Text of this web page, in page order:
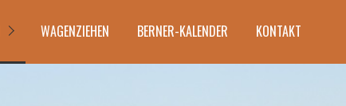
WAGENZIEHEN BERNER-KALENDER KONTAKT